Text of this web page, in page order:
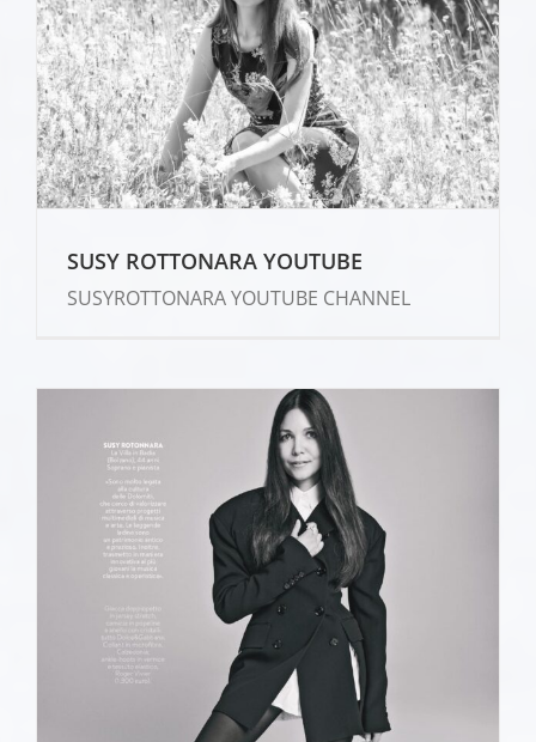
SUSY ROTTONARA YOUTUBE
SUSYROTTONARA YOUTUBE CHANNEL